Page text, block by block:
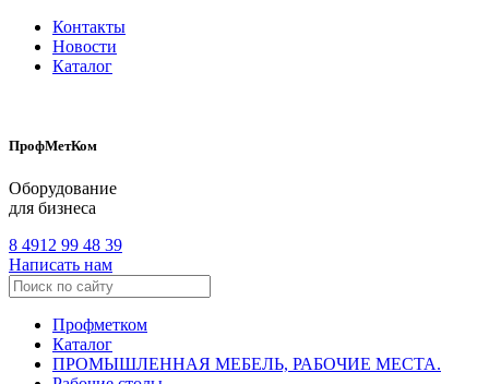
Контакты
Новости
Каталог
ПрофМетКом
Оборудование
для бизнеса
8 4912 99 48 39
Написать нам
Профметком
Каталог
ПРОМЫШЛЕННАЯ МЕБЕЛЬ, РАБОЧИЕ МЕСТА.